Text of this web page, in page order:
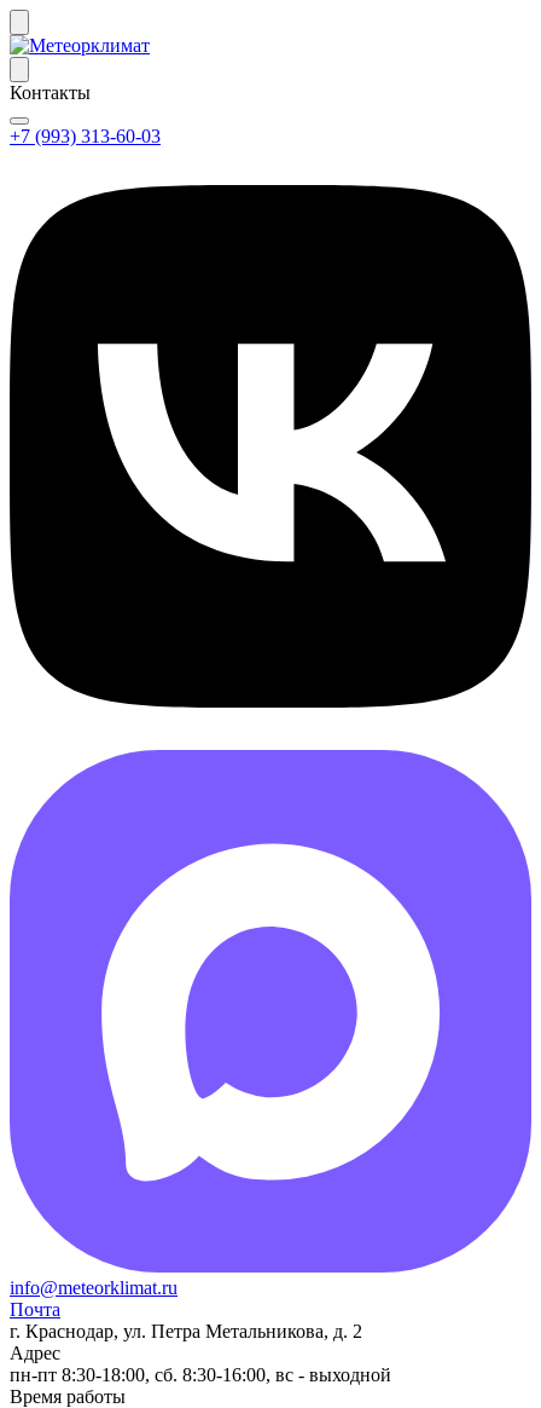
Контакты
+7 (993) 313-60-03
info@meteorklimat.ru
Почта
г. Краснодар, ул. Петра Метальникова, д. 2
Адрес
пн-пт 8:30-18:00, сб. 8:30-16:00, вс - выходной
Время работы